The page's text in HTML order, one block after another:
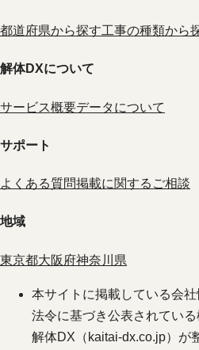
都道府県から探す工事の種類から
解体DXについて
サービス概要データについて
サポート
よくある質問掲載に関するご相談
地域
東京都大阪府神奈川県
本サイトに掲載している会
法令に基づき公表されている
解体DX（kaitai-dx.co.jp）が